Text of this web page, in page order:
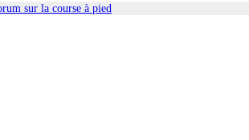
sur la course à pied